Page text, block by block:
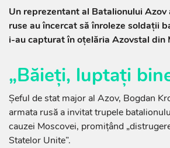
Un reprezentant al Batalionului
ruse au încercat să înroleze soldaţii
i-au capturat în oţelăria Azovstal din
„Băieţi, luptaţi
Şeful de stat major al Azov, Bogdan
armata rusă a invitat trupele
cauzei Moscovei, promiţând
Statelor Unite”.